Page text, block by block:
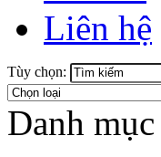
Liên hệ
Tùy chọn:
Danh